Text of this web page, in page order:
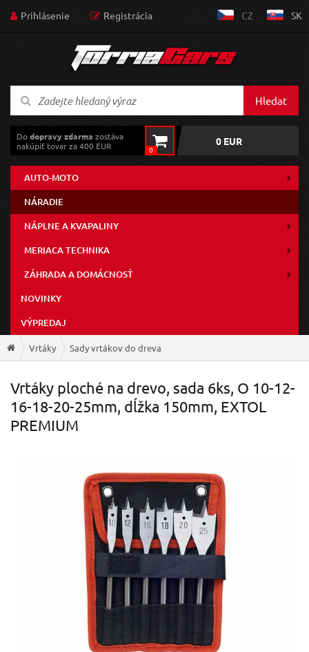
Prihlásenie Registrácia CZ SK
Hledat
Dodopravy zdarma zostáva
nakúpiť tovar za 400 EUR
0
0 EUR
AUTO-MOTO
NÁRADIE
NÁPLNE A KVAPALINY
MERIACA TECHNIKA
ZÁHRADA A DOMÁCNOSŤ
NOVINKY
VÝPREDAJ
Vrtáky Sady vrtákov do dreva
Vrtáky ploché na drevo, sada 6ks, O 10-12-
16-18-20-25mm, dĺžka 150mm, EXTOL
PREMIUM